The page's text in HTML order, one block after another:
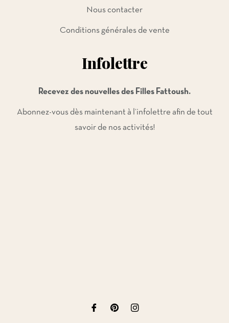
Nous contacter
Conditions générales de vente
Infolettre
Recevez des nouvelles des Filles Fattoush.
Abonnez-vous dès maintenant à l’infolettre afin de tout
savoir de nos activités!